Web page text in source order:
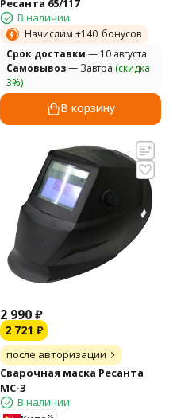
Ресанта 65/117
В наличии
Начислим +140 бонусов
Cрок доставки — 10 августа
Самовывоз— Завтра (скидка
3%)
В корзину
2 990₽
2 721 ₽
после авторизации
Сварочная маска Ресанта
МС-3
В наличии